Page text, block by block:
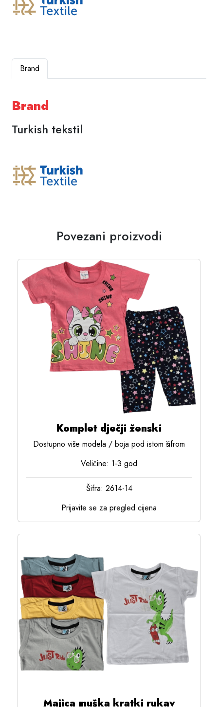
Brand
Brand
Turkish tekstil
Povezani proizvodi
Komplet dječji ženski
Dostupno više modela / boja pod istom šifrom
Veličine: 1-3 god
Šifra: 2614-14
Prijavite se za pregled cijena
Majica muška kratki rukav